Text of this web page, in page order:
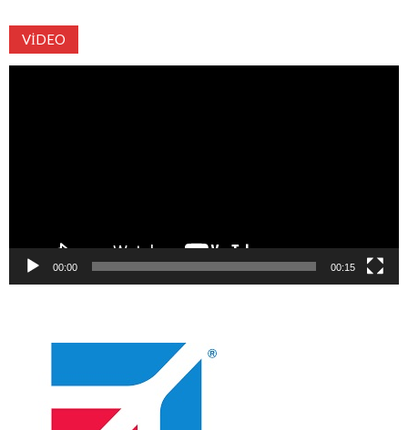
VIDEO
00:00 00:15